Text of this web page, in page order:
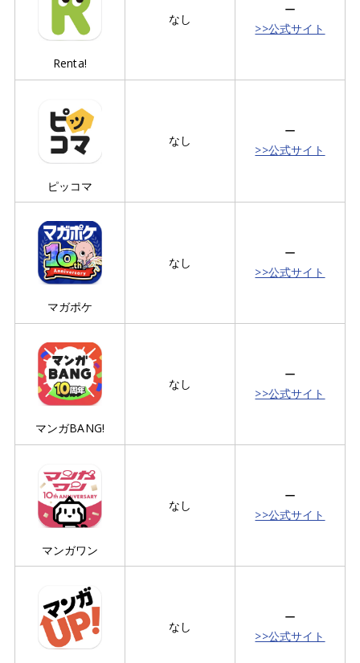
Renta!
なし
ー
>>公式サイト
ピッコマ
なし
ー
>>公式サイト
マガポケ
なし
ー
>>公式サイト
マンガBANG!
なし
ー
>>公式サイト
マンガワン
なし
ー
>>公式サイト
なし
ー
>>公式サイト